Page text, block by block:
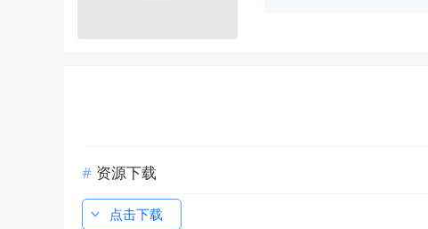
资源下载
点击下载